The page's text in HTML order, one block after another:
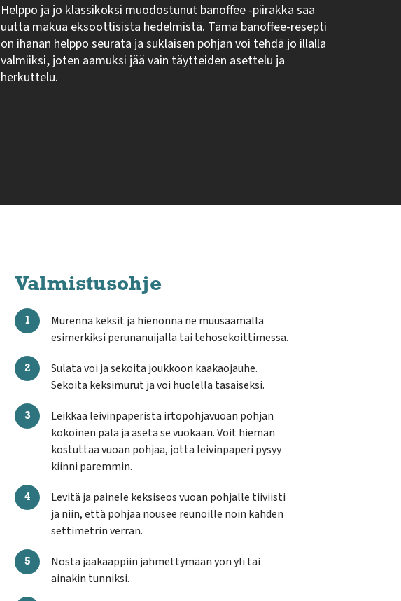
Helppo ja jo klassikoksi muodostunut banoffee -piirakka saa
uutta makua eksoottisista hedelmistä. Tämä banoffee-resepti
on ihanan helppo seurata ja suklaisen pohjan voi tehdä jo illalla
valmiiksi, joten aamuksi jää vain täytteiden asettelu ja
herkuttelu.
Valmistusohje
Murenna keksit ja hienonna ne muusaamalla
esimerkiksi perunanuijalla tai tehosekoittimessa.
Sulata voi ja sekoita joukkoon kaakaojauhe.
Sekoita keksimurut ja voi huolella tasaiseksi.
Leikkaa leivinpaperista irtopohjavuoan pohjan
kokoinen pala ja aseta se vuokaan. Voit hieman
kostuttaa vuoan pohjaa, jotta leivinpaperi pysyy
kiinni paremmin.
Levitä ja painele keksiseos vuoan pohjalle tiiviisti
ja niin, että pohjaa nousee reunoille noin kahden
settimetrin verran.
Nosta jääkaappiin jähmettymään yön yli tai
ainakin tunniksi.